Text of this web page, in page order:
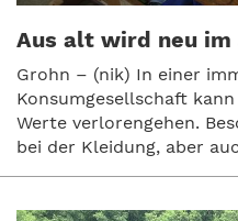
Aus alt wird neu im
Grohn – (nik) In einer
Konsumgesellschaft
Werte verlorengehen.
bei der Kleidung, aber